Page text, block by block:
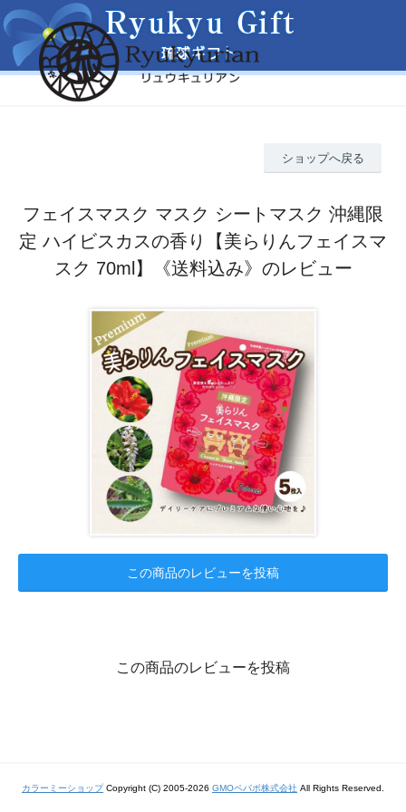
ショップへ戻る
フェイスマスク マスク シートマスク 沖縄限
定 ハイビスカスの香り【美らりんフェイスマ
スク 70ml】《送料込み》のレビュー
この商品のレビューを投稿
この商品のレビューを投稿
カラーミーショップCopyright (C) 2005-2026 GMOペパボ株式会社 All Rights Reserved.